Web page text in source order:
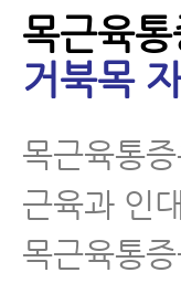
- 목에
법 1편
법 2편
- 뒷목통
료해도
목근육
거북목
목근육통
근육과 인
목근육통